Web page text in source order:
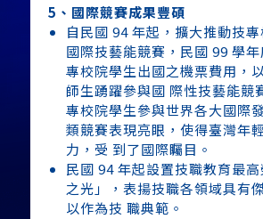
5、國際競賽成果豐碩
自民國 94 年起，擴大推動技
國際技藝能競賽，民國 99 學
專校院學生出國之機票費用，
師生踴躍參與國 際性技藝能競
專校院學生參與世界各大國際
類競賽表現亮眼，使得臺灣年
力，受 到了國際矚目。
民國 94 年起設置技職教育最
之光」，表揚技職各領域具有
以作為技 職典範。